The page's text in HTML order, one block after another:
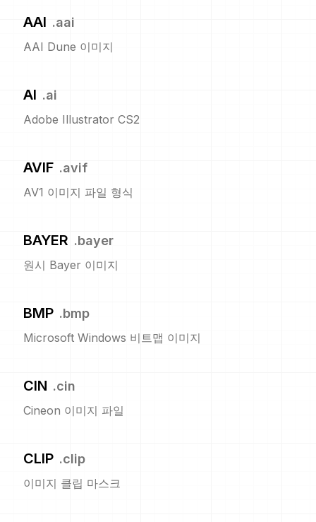
AAI .aai
AAI Dune 이미지
AI .ai
Adobe Illustrator CS2
AVIF .avif
AV1 이미지 파일 형식
BAYER .bayer
원시 Bayer 이미지
BMP .bmp
Microsoft Windows 비트맵 이미지
CIN .cin
Cineon 이미지 파일
CLIP .clip
이미지 클립 마스크